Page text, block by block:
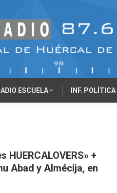
ESCUELA INF. POLÍTICA
+
Abad y Almécija, en